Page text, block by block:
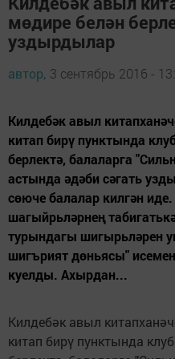
мөдире белән
уздырдылар
автор, 3 сентябрь 2016 -
Килдебәк авыл
китап бирү пунктында
берлектә, балаларга
астында әдәби сәгать
сөюче балалар килгән
шагыйрьләрнең
турындагы шигырьләрен
шигърият дөньясы"
куелды. Ахырдан...
Килдебәк авыл
китап бирү пунктында